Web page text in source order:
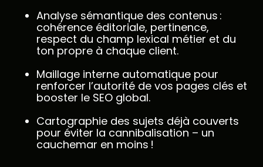
Analyse sémantique des contenus :
cohérence éditoriale, pertinence,
respect du champ lexical métier et du
ton propre à chaque client.
Maillage interne automatique pour
renforcer l’autorité de vos pages clés et
booster le SEO global.
Cartographie des sujets déjà couverts
pour éviter la cannibalisation – un
cauchemar en moins !